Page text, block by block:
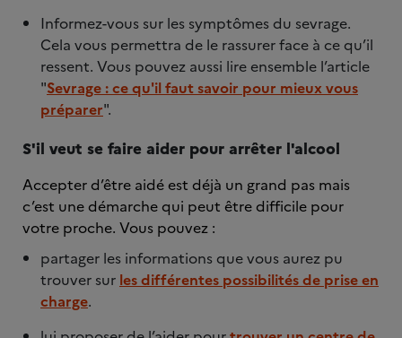
Informez-vous sur les symptômes du sevrage.
Cela vous permettra de le rassurer face à ce qu’il
ressent. Vous pouvez aussi lire ensemble l’article
"Sevrage : ce qu'il faut savoir pour mieux vous
préparer".
S'il veut se faire aider pour arrêter l'alcool
Accepter d’être aidé est déjà un grand pas mais
c’est une démarche qui peut être difficile pour
votre proche. Vous pouvez :
partager les informations que vous aurez pu
trouver sur les différentes possibilités de prise en
charge.